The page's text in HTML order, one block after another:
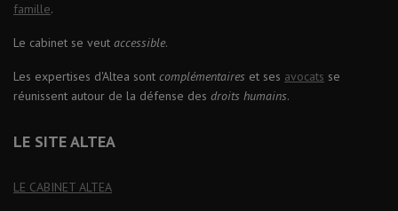
famille.
Le cabinet se veut accessible.
Les expertises d'Altea sont complémentaires et ses avocats se
réunissent autour de la défense des droits humains.
LE SITE ALTEA
LE CABINET ALTEA